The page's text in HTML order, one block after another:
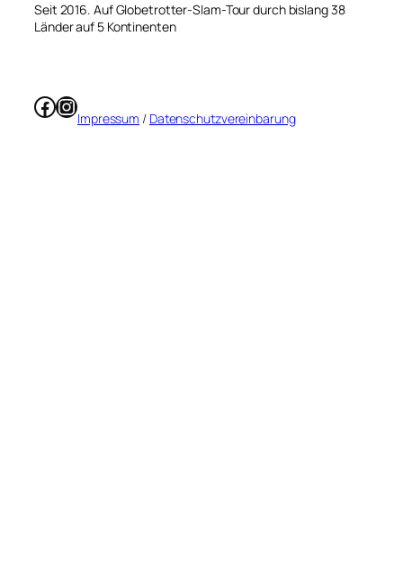
Seit 2016. Auf Globetrotter-Slam-Tour durch bislang 38
Länder auf 5 Kontinenten
Facebook
Instagram
Impressum / Datenschutzvereinbarung